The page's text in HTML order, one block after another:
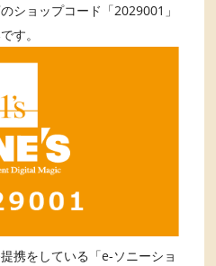
ショップコード「2029001」
す。
携をしている「e-ソニーショ